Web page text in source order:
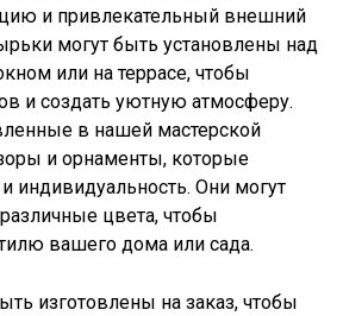
и привлекательный внешний
могут быть установлены над
или на террасе, чтобы
и создать уютную атмосферу.
в нашей мастерской
и орнаменты, которые
индивидуальность. Они могут
цвета, чтобы
вашего дома или сада.
изготовлены на заказ, чтобы